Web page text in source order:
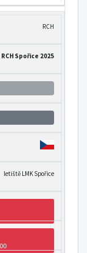
RCH
RCH Spořice 2025
k informaci o otevření
letiště LMK Spořice